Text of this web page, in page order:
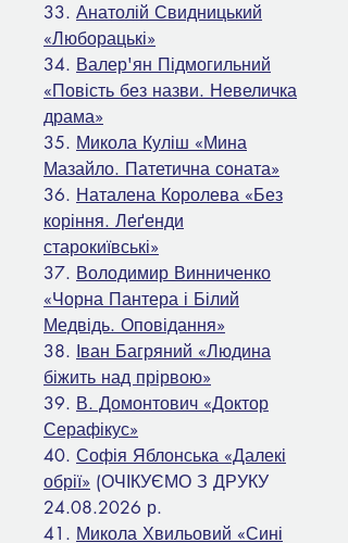
33. Анатолій Свидницький
«Люборацькі»
34. Валер'ян Підмогильний
«Повість без назви. Невеличка
драма»
35. Микола Куліш «Мина
Мазайло. Патетична соната»
36. Наталена Королева «Без
коріння. Леґенди
старокиївські»
37. Володимир Винниченко
«Чорна Пантера і Білий
Медвідь. Оповідання»
38. Іван Багряний «Людина
біжить над прірвою»
39. В. Домонтович «Доктор
Серафікус»
40. Софія Яблонська «Далекі
обрії» (ОЧІКУЄМО З ДРУКУ
24.08.2026 р.
41. Микола Хвильовий «Сині